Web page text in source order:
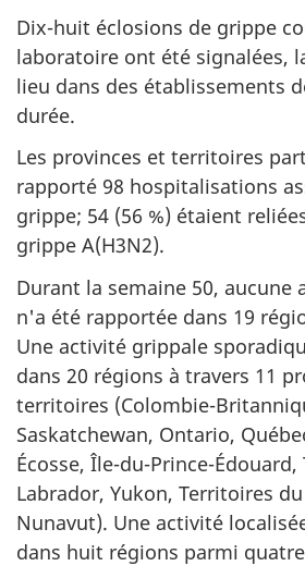
Dix-huit éclosions de grippe
laboratoire ont été signalées,
lieu dans des établissements
durée.
Les provinces et territoires
rapporté 98 hospitalisations
grippe; 54 (56 %) étaient
grippe A(H3N2).
Durant la semaine 50, aucune
n'a été rapportée dans 19
Une activité grippale
dans 20 régions à travers 11
territoires (Colombie-
Saskatchewan, Ontario,
Écosse, Île-du-Prince-
Labrador, Yukon, Territoires
Nunavut). Une activité
dans huit régions parmi